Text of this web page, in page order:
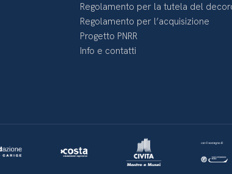
Regolamento per la tutela del
Regolamento per l’acquisizione
Progetto PNRR
Info e contatti